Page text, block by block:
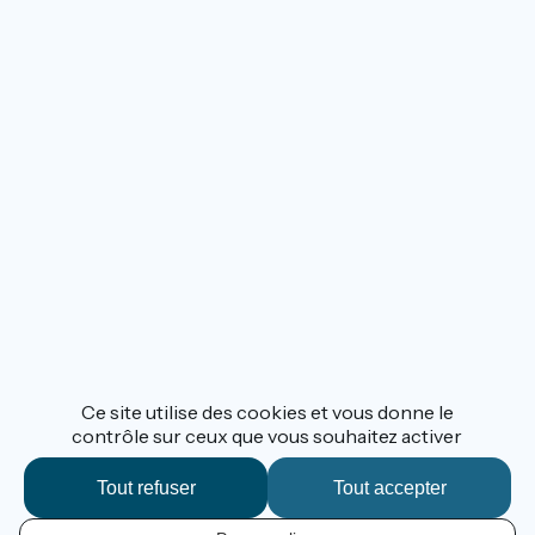
Ce site utilise des cookies et vous donne le
contrôle sur ceux que vous souhaitez activer
Tout accepter
Tout refuser